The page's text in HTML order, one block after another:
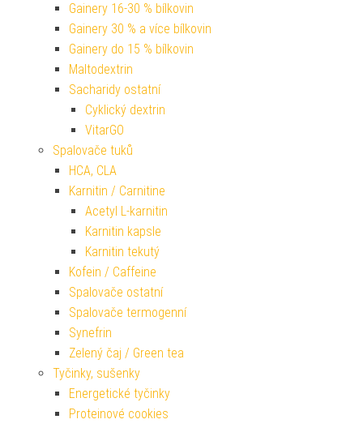
Gainery 16-30 % bílkovin
Gainery 30 % a více bílkovin
Gainery do 15 % bílkovin
Maltodextrin
Sacharidy ostatní
Cyklický dextrin
VitarGO
Spalovače tuků
HCA, CLA
Karnitin / Carnitine
Acetyl L-karnitin
Karnitin kapsle
Karnitin tekutý
Kofein / Caffeine
Spalovače ostatní
Spalovače termogenní
Synefrin
Zelený čaj / Green tea
Tyčinky, sušenky
Energetické tyčinky
Proteinové cookies